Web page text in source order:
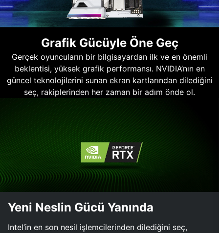
Grafik Gücüyle Öne Geç
Gerçek oyuncuların bir bilgisayardan ilk ve en önemli
beklentisi, yüksek grafik performansı. NVIDIA’nın en
güncel teknolojilerini sunan ekran kartlarından dilediğini
seç, rakiplerinden her zaman bir adım önde ol.
Yeni Neslin Gücü Yanında
Intel’in en son nesil işlemcilerinden dilediğini seç,